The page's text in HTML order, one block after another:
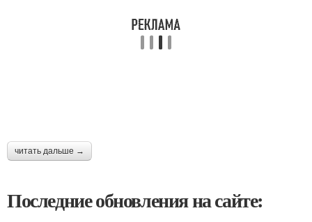
читать дальше →
Последние обновления на сайте: